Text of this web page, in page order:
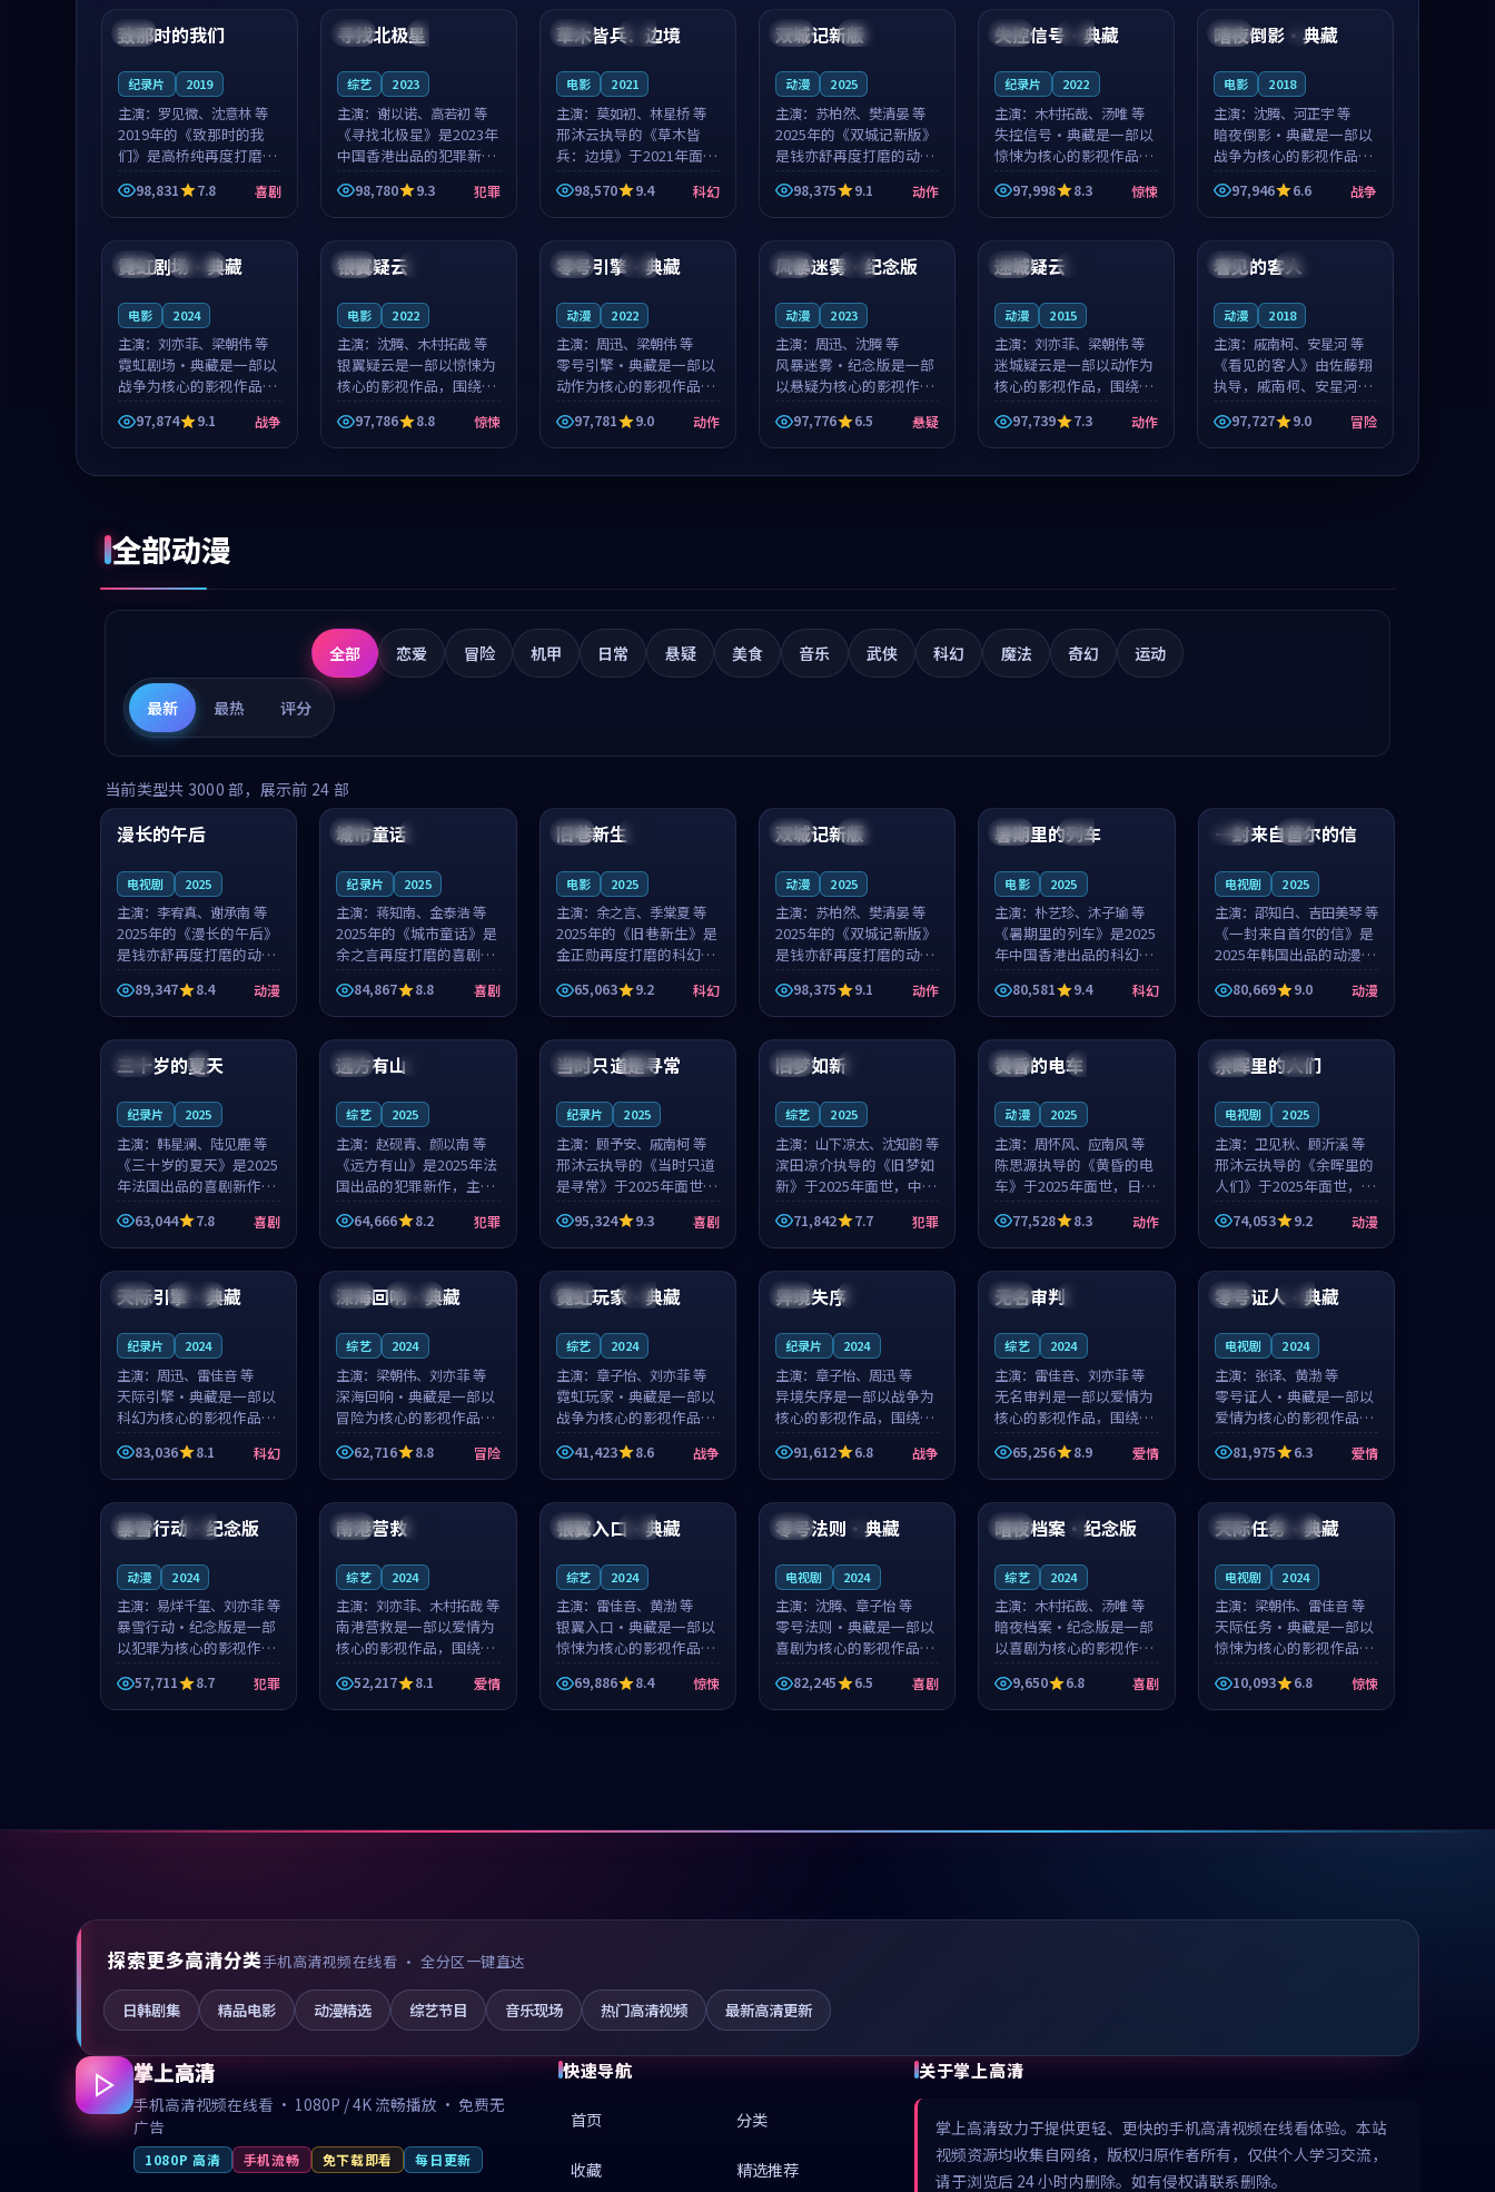
中国 4K
致那时的我们
纪录片 2019
主演： 罗见微、沈意林 等
2019年的《致那时的我
们》是高桥纯再度打磨的
喜剧佳作。中国大陆的取
景与都市寓言的氛围相互
成就，罗见微与沈意林的
影片在悬念...
98,831 7.8 喜剧
中国 4K
寻找北极星
综艺 2023
主演： 谢以诺、高若初 等
《寻找北极星》是2023年
中国香港出品的犯罪新
作，主创团队希望用公路
冒险的故事让观众停下来
想一想。谢以诺领衔，高
柯的叙事节...
98,780 9.3 犯罪
泰国 独播
草木皆兵：边境
电影 2021
主演： 莫如初、林星桥 等
邢沐云执导的《草木皆
兵：边境》于2021年面
世，泰国的城市气质与校
园青春的人物心境共同构
筑了影片基调。莫如初、
整部科幻电影...
98,570 9.4 科幻
中国 独播
双城记新版
动漫 2025
主演： 苏柏然、樊清晏 等
2025年的《双城记新版》
是钱亦舒再度打磨的动作
佳作。中国大陆的取景与
沙漠探险的氛围相互成
就，苏柏然与樊清晏的对
片在悬念与...
98,375 9.1 动作
日本 完结
失控信号·典藏
纪录片 2022
主演： 木村拓哉、汤唯 等
失控信号·典藏是一部以
惊悚为核心的影视作品，
围绕危机、反转与人物成
长展开，整体节奏紧凑，
值得推荐观看。
97,998 8.3 惊悚
中国 4K
暗夜倒影·典藏
电影 2018
主演： 沈腾、河正宇 等
暗夜倒影·典藏是一部以
战争为核心的影视作品，
围绕危机、反转与人物成
长展开，整体节奏紧凑，
值得推荐观看。
97,946 6.6 战争
美国 连载中
98:42
霓虹剧场·典藏
电影 2024
主演： 刘亦菲、梁朝伟 等
霓虹剧场·典藏是一部以
战争为核心的影视作品，
围绕危机、反转与人物成
长展开，整体节奏紧凑，
值得推荐观看。
97,874 9.1 战争
韩国
99:10
银翼疑云
电影 2022
主演： 沈腾、木村拓哉 等
银翼疑云是一部以惊悚为
核心的影视作品，围绕危
机、反转与人物成长展
开，整体节奏紧凑，值得
推荐观看。
97,786 8.8 惊悚
中国 热播
99:33
零号引擎·典藏
动漫 2022
主演： 周迅、梁朝伟 等
零号引擎·典藏是一部以
动作为核心的影视作品，
围绕危机、反转与人物成
长展开，整体节奏紧凑，
值得推荐观看。
97,781 9.0 动作
美国 热播
99:23
风暴迷雾·纪念版
动漫 2023
主演： 周迅、沈腾 等
风暴迷雾·纪念版是一部
以悬疑为核心的影视作
品，围绕危机、反转与人
物成长展开，整体节奏紧
凑，值得推荐观看。
97,776 6.5 悬疑
中国
99:50
迷城疑云
动漫 2015
主演： 刘亦菲、梁朝伟 等
迷城疑云是一部以动作为
核心的影视作品，围绕危
机、反转与人物成长展
开，整体节奏紧凑，值得
推荐观看。
97,739 7.3 动作
泰国 完结
99:05
看见的客人
动漫 2018
主演： 戚南柯、安星河 等
《看见的客人》由佐藤翔
执导，戚南柯、安星河领
衔主演，是一部2018年上
映的泰国冒险动漫。影片
以海岸抒情为切入，呈现
一段从初遇到告别都浸着
97,727 9.0 冒险
全部动漫
全部 恋爱 冒险 机甲 日常 悬疑 美食 音乐 武侠 科幻 魔法 奇幻 运动
最新 最热 评分
当前类型共 3000 部，展示前 24 部
中国 高分
99:16
漫长的午后
电视剧 2025
主演： 李宥真、谢承南 等
2025年的《漫长的午后》
是钱亦舒再度打磨的动漫
佳作。中国大陆的取景与
海岛日常的氛围相互成
就，李宥真与谢承南的对
手戏自然克制，让整部影
片在悬念与...
89,347 8.4 动漫
美国
城市童话
纪录片 2025
主演：蒋知南、金泰浩 等
2025年的《城市童话》是
余之言再度打磨的喜剧佳
作。美国的取景与历史战
争的氛围相互成就，蒋知
南与金泰浩的对手戏自然
克制，让整部影片在悬念
与温度之...
84,867 8.8 喜剧
英国
旧巷新生
电影 2025
主演： 余之言、季棠夏 等
2025年的《旧巷新生》是
金正勋再度打磨的科幻佳
作。英国的取景与雨夜物
语的氛围相互成就，余之
言与季棠夏的对手戏自然
克制，让整部影片在悬念
与温度之...
65,063 9.2 科幻
中国 独播
双城记新版
动漫 2025
主演： 苏柏然、樊清晏 等
2025年的《双城记新版》
是钱亦舒再度打磨的动作
佳作。中国大陆的取景与
沙漠探险的氛围相互成
就，苏柏然与樊清晏的对
手戏自然克制，让整部影
片在悬念与...
98,375 9.1 动作
中国 杜比
暑期里的列车
电影 2025
主演：朴艺珍、沐子瑜 等
《暑期里的列车》是2025
年中国香港出品的科幻新
作，主创团队希望用城市
夜归人的故事让观众停下
来想一想。朴艺珍领衔，
沐子瑜担任重要角色，郑
书延的叙...
80,581 9.4 科幻
韩国 热播
一封来自首尔的信
电视剧 2025
主演： 邵知白、吉田美琴 等
《一封来自首尔的信》是
2025年韩国出品的动漫新
作，主创团队希望用高考
往事的故事让观众停下来
想一想。邵知白领衔，吉
田美琴担任重要角色，谢
承南的叙...
80,669 9.0 动漫
法国 4K
99:12
三十岁的夏天
纪录片 2025
主演： 韩星澜、陆见鹿 等
《三十岁的夏天》是2025
年法国出品的喜剧新作，
主创团队希望用深夜电台
的故事让观众停下来想一
想。韩星澜领衔，陆见鹿
担任重要角色，山田纯一
的叙事节...
63,044 7.8 喜剧
法国
99:48
远方有山
综艺 2025
主演：赵砚青、颜以南 等
《远方有山》是2025年法
国出品的犯罪新作，主创
团队希望用高校追梦的故
事让观众停下来想一想。
赵砚青领衔，颜以南担任
重要角色，山田纯一的叙
事节奏一...
64,666 8.2 犯罪
泰国 杜比
99:32
当时只道是寻常
纪录片 2025
主演： 顾予安、戚南柯 等
邢沐云执导的《当时只道
是寻常》于2025年面世，
泰国的城市气质与母女情
深的人物心境共同构筑了
影片基调。顾予安、戚南
柯用细腻的表演撑起整部
喜剧电影...
95,324 9.3 喜剧
中国
99:08
旧梦如新
综艺 2025
主演： 山下凉太、沈知韵 等
滨田凉介执导的《旧梦如
新》于2025年面世，中国
台湾的城市气质与异国相
遇的人物心境共同构筑了
影片基调。山下凉太、沈
知韵用细腻的表演撑起整
部犯罪电...
71,842 7.7 犯罪
日本 4K
99:20
黄昏的电车
动漫 2025
主演：周怀风、应南风 等
陈思源执导的《黄昏的电
车》于2025年面世，日本
的城市气质与渔村故事的
人物心境共同构筑了影片
基调。周怀风、应南风用
细腻的表演撑起整部动作
电影，剧...
77,528 8.3 动作
泰国 完结
99:56
余晖里的人们
电视剧 2025
主演： 卫见秋、顾沂溪 等
邢沐云执导的《余晖里的
人们》于2025年面世，泰
国的城市气质与小镇生活
的人物心境共同构筑了影
片基调。卫见秋、顾沂溪
用细腻的表演撑起整部动
漫电影，...
74,053 9.2 动漫
中国 连载中
99:22
天际引擎·典藏
纪录片 2024
主演： 周迅、雷佳音 等
天际引擎·典藏是一部以
科幻为核心的影视作品，
围绕危机、反转与人物成
长展开，整体节奏紧凑，
值得推荐观看。
83,036 8.1 科幻
法国 连载中
99:05
深海回响·典藏
综艺 2024
主演： 梁朝伟、刘亦菲 等
深海回响·典藏是一部以
冒险为核心的影视作品，
围绕危机、反转与人物成
长展开，整体节奏紧凑，
值得推荐观看。
62,716 8.8 冒险
中国 热播
91:28
霓虹玩家·典藏
综艺 2024
主演： 章子怡、刘亦菲 等
霓虹玩家·典藏是一部以
战争为核心的影视作品，
围绕危机、反转与人物成
长展开，整体节奏紧凑，
值得推荐观看。
41,423 8.6 战争
日本
99:05
异境失序
纪录片 2024
主演： 章子怡、周迅 等
异境失序是一部以战争为
核心的影视作品，围绕危
机、反转与人物成长展
开，整体节奏紧凑，值得
推荐观看。
91,612 6.8 战争
英国
99:29
无名审判
综艺 2024
主演： 雷佳音、刘亦菲 等
无名审判是一部以爱情为
核心的影视作品，围绕危
机、反转与人物成长展
开，整体节奏紧凑，值得
推荐观看。
65,256 8.9 爱情
韩国 院线
99:25
零号证人·典藏
电视剧 2024
主演： 张译、黄渤 等
零号证人·典藏是一部以
爱情为核心的影视作品，
围绕危机、反转与人物成
长展开，整体节奏紧凑，
值得推荐观看。
81,975 6.3 爱情
英国 院线
99:22
暴雪行动·纪念版
动漫 2024
主演： 易烊千玺、刘亦菲 等
暴雪行动·纪念版是一部
以犯罪为核心的影视作
品，围绕危机、反转与人
物成长展开，整体节奏紧
凑，值得推荐观看。
57,711 8.7 犯罪
英国
99:17
南港营救
综艺 2024
主演：刘亦菲、木村拓哉 等
南港营救是一部以爱情为
核心的影视作品，围绕危
机、反转与人物成长展
开，整体节奏紧凑，值得
推荐观看。
52,217 8.1 爱情
英国 院线
99:05
银翼入口·典藏
综艺 2024
主演： 雷佳音、黄渤 等
银翼入口·典藏是一部以
惊悚为核心的影视作品，
围绕危机、反转与人物成
长展开，整体节奏紧凑，
值得推荐观看。
69,886 8.4 惊悚
日本 4K
91:28
零号法则·典藏
电视剧 2024
主演： 沈腾、章子怡 等
零号法则·典藏是一部以
喜剧为核心的影视作品，
围绕危机、反转与人物成
长展开，整体节奏紧凑，
值得推荐观看。
82,245 6.5 喜剧
美国 4K
99:17
暗夜档案·纪念版
综艺 2024
主演： 木村拓哉、汤唯 等
暗夜档案·纪念版是一部
以喜剧为核心的影视作
品，围绕危机、反转与人
物成长展开，整体节奏紧
凑，值得推荐观看。
9,650 6.8 喜剧
英国 连载中
99:31
天际任务·典藏
电视剧 2024
主演： 梁朝伟、雷佳音 等
天际任务·典藏是一部以
惊悚为核心的影视作品，
围绕危机、反转与人物成
长展开，整体节奏紧凑，
值得推荐观看。
10,093 6.8 惊悚
探索更多高清分类手机高清视频在线看 · 全分区一键直达
日韩剧集 精品电影 动漫精选 综艺节目 音乐现场 热门高清视频 最新高清更新
掌上高清
手机高清视频在线看 · 1080P / 4K 流畅播放 · 免费无
广告
1080P 高清 手机流畅 免下载即看 每日更新
快速导航
首页 分类
收藏 精选推荐
关于掌上高清
掌上高清致力于提供更轻、更快的手机高清视频在线看体验。本站
视频资源均收集自网络，版权归原作者所有，仅供个人学习交流，
请于浏览后 24 小时内删除。如有侵权请联系删除。